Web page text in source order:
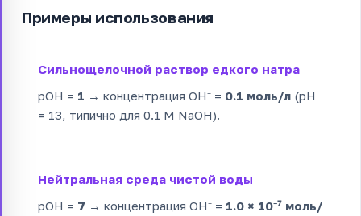
Примеры использования
Сильнощелочной раствор едкого натра
pOH = 1 → концентрация OH⁻ = 0.1 моль/л (pH
= 13, типично для 0.1 M NaOH).
Нейтральная среда чистой воды
pOH = 7 → концентрация OH⁻ = 1.0 × 10⁻⁷ моль/